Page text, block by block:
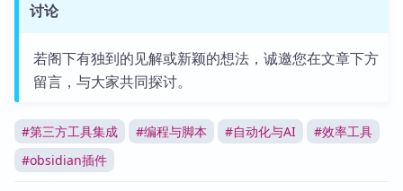
讨论
若阁下有独到的见解或新颖的想法，诚邀您在文章下方
留言，与大家共同探讨。
#第三方工具集成 #编程与脚本 #自动化与AI #效率工具
#obsidian插件